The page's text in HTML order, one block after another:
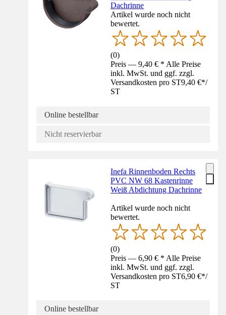
Dachrinne
Artikel wurde noch nicht
bewertet.
(0)
Preis — 9,40 € * Alle Preise
inkl. MwSt. und ggf. zzgl.
Versandkosten pro ST9,40 €*/
ST
Online bestellbar
Nicht reservierbar
Inefa Rinnenboden Rechts
PVC NW 68 Kastenrinne
Weiß Abdichtung Dachrinne
Artikel wurde noch nicht
bewertet.
(0)
Preis — 6,90 € * Alle Preise
inkl. MwSt. und ggf. zzgl.
Versandkosten pro ST6,90 €*/
ST
Online bestellbar